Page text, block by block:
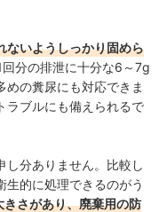
ないようしっかり固めら
分の排泄に十分な6～7g
の糞尿にも対応できま
ラブルにも備えられるで
し分ありません。比較し
生的に処理できるのがう
さがあり、廃棄用の防